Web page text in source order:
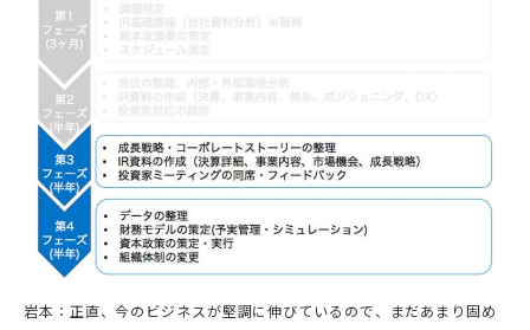
岩本：正直、今のビジネスが堅調に伸びているので、まだあまり固め